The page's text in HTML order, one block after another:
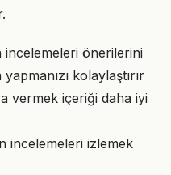
incelemeleri önerilerini
kolaylaştırır
vermek içeriği daha iyi
incelemeleri izlemek